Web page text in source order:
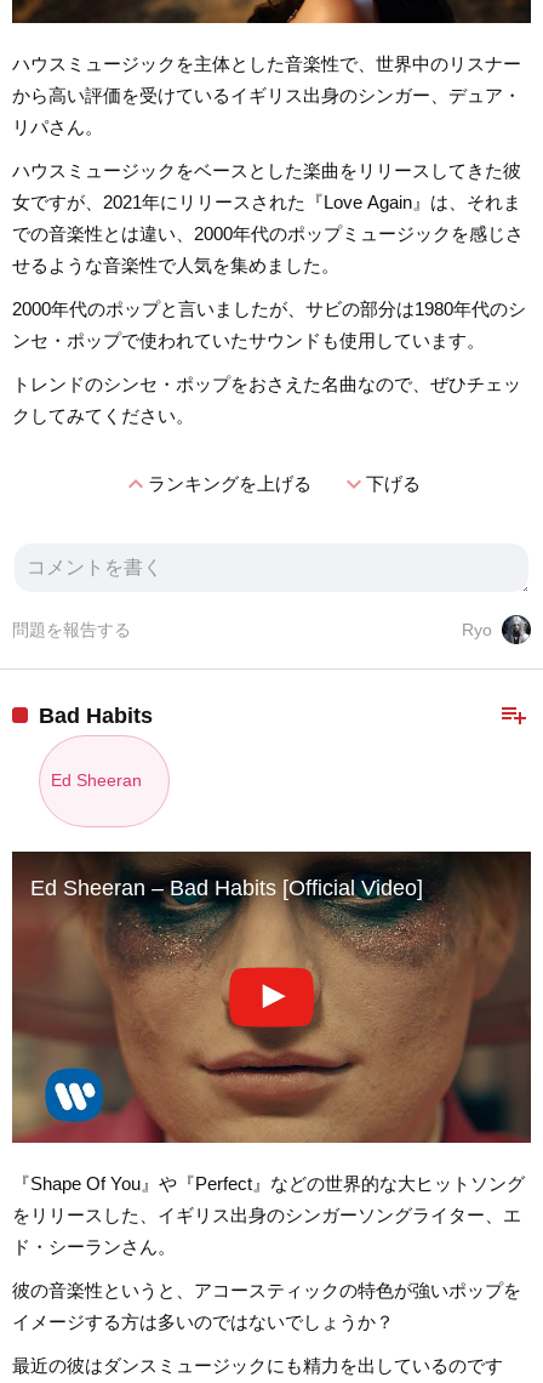
ハウスミュージックを主体とした音楽性で、世界中のリスナー
から高い評価を受けているイギリス出身のシンガー、デュア・
リパさん。
ハウスミュージックをベースとした楽曲をリリースしてきた彼
女ですが、2021年にリリースされた『Love Again』は、それま
での音楽性とは違い、2000年代のポップミュージックを感じさ
せるような音楽性で人気を集めました。
2000年代のポップと言いましたが、サビの部分は1980年代のシ
ンセ・ポップで使われていたサウンドも使用しています。
トレンドのシンセ・ポップをおさえた名曲なので、ぜひチェッ
クしてみてください。
expand_lessランキングを上げる expand_more下げる
Ryo
問題を報告する
playlist_add
Bad Habits
Ed Sheeran
Ed Sheeran – Bad Habits [Official Video]
『Shape Of You』や『Perfect』などの世界的な大ヒットソング
をリリースした、イギリス出身のシンガーソングライター、エ
ド・シーランさん。
彼の音楽性というと、アコースティックの特色が強いポップを
イメージする方は多いのではないでしょうか？
最近の彼はダンスミュージックにも精力を出しているのです